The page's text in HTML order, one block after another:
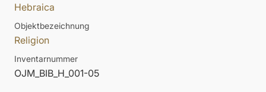
Hebraica
Objektbezeichnung
Religion
Inventarnummer
OJM_BIB_H_001-05